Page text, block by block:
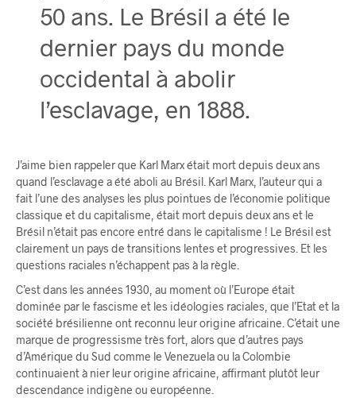
50 ans. Le Brésil a été le
dernier pays du monde
occidental à abolir
l’esclavage, en 1888.
J’aime bien rappeler que Karl Marx était mort depuis deux ans
quand l’esclavage a été aboli au Brésil. Karl Marx, l’auteur qui a
fait l’une des analyses les plus pointues de l’économie politique
classique et du capitalisme, était mort depuis deux ans et le
Brésil n’était pas encore entré dans le capitalisme ! Le Brésil est
clairement un pays de transitions lentes et progressives. Et les
questions raciales n’échappent pas à la règle.
C’est dans les années 1930, au moment où l’Europe était
dominée par le fascisme et les idéologies raciales, que l’Etat et la
société brésilienne ont reconnu leur origine africaine. C’était une
marque de progressisme très fort, alors que d’autres pays
d’Amérique du Sud comme le Venezuela ou la Colombie
continuaient à nier leur origine africaine, affirmant plutôt leur
descendance indigène ou européenne.